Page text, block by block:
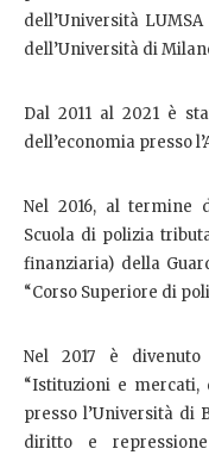
dell’Università
dell’Università di
Dal 2011 al 2021 è
dell’economia presso
Nel 2016, al termine
Scuola di polizia
finanziaria) della
“Corso Superiore di
Nel 2017 è
“Istituzioni e
presso l’Università di
diritto e